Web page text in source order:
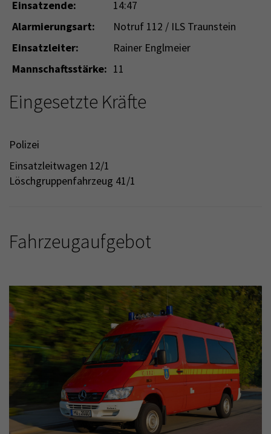
Einsatzende:
14:47
Alarmierungsart:
Notruf 112 / ILS Traunstein
Einsatzleiter:
Rainer Englmeier
Mannschaftsstärke: 11
Eingesetzte Kräfte
Polizei
Einsatzleitwagen 12/1
Löschgruppenfahrzeug 41/1
Fahrzeugaufgebot